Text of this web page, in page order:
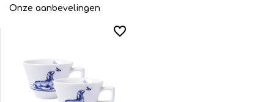
Onze aanbevelingen